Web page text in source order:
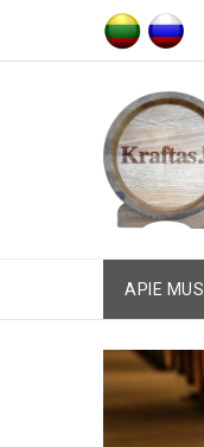
APIE MUS